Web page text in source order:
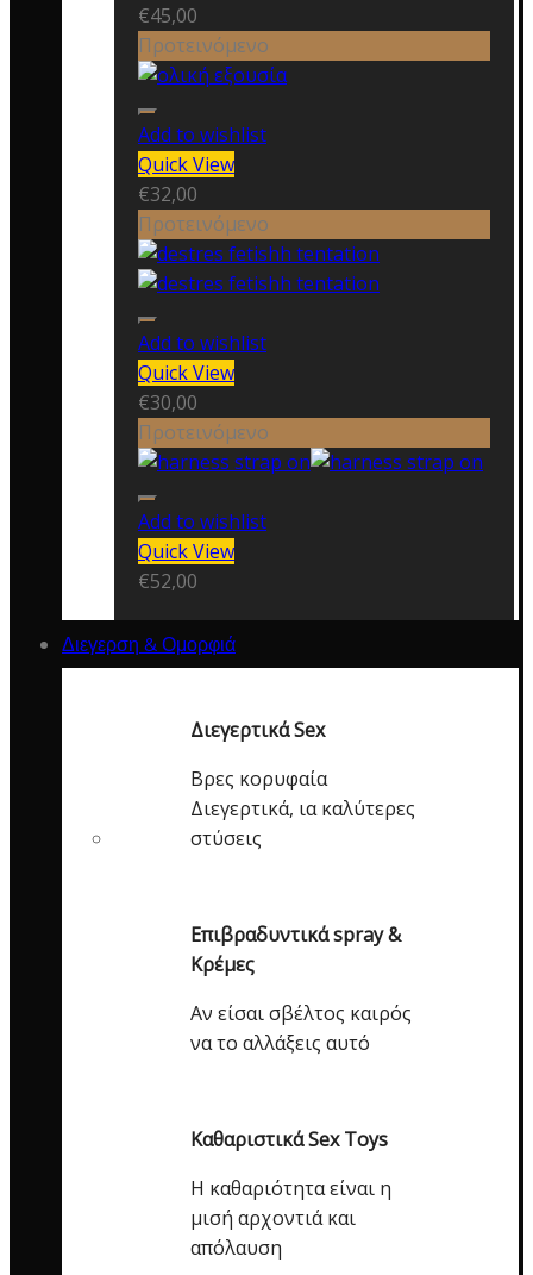
€45,00
Προτεινόμενο
Add to wishlist
Quick View
€32,00
Προτεινόμενο
Add to wishlist
Quick View
€30,00
Προτεινόμενο
Add to wishlist
Quick View
€52,00
Διεγερση & Ομορφιά
Διεγερτικά Sex
Βρες κορυφαία
Διεγερτικά, ια καλύτερες
στύσεις
Επιβραδυντικά spray &
Κρέμες
Αν είσαι σβέλτος καιρός
να το αλλάξεις αυτό
Καθαριστικά Sex Toys
Η καθαριότητα είναι η
μισή αρχοντιά και
απόλαυση